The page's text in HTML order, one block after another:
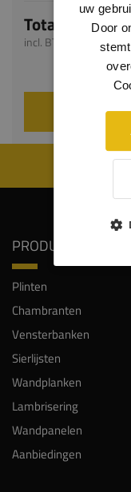
Totaal
incl. BTW
WIJ
PRODUCTEN
Plinten
Chambranten
Vensterbanken
Sierlijsten
Wandplanken
Lambrisering
Wandpanelen
Aanbiedingen
uw
Door